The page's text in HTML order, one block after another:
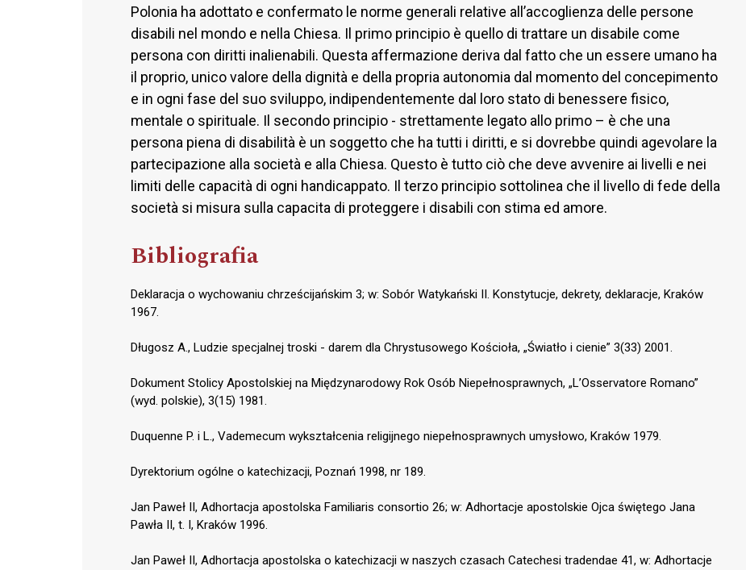
Polonia ha adottato e confermato le norme generali relative all’accoglienza delle persone
disabili nel mondo e nella Chiesa. Il primo principio è quello di trattare un disabile come
persona con diritti inalienabili. Questa affermazione deriva dal fatto che un essere umano ha
il proprio, unico valore della dignità e della propria autonomia dal momento del concepimento
e in ogni fase del suo sviluppo, indipendentemente dal loro stato di benessere fisico,
mentale o spirituale. Il secondo principio - strettamente legato allo primo – è che una
persona piena di disabilità è un soggetto che ha tutti i diritti, e si dovrebbe quindi agevolare la
partecipazione alla società e alla Chiesa. Questo è tutto ciò che deve avvenire ai livelli e nei
limiti delle capacità di ogni handicappato. Il terzo principio sottolinea che il livello di fede della
società si misura sulla capacita di proteggere i disabili con stima ed amore.
Bibliografia
Deklaracja o wychowaniu chrześcijańskim 3; w: Sobór Watykański II. Konstytucje, dekrety, deklaracje, Kraków
1967.
Długosz A., Ludzie specjalnej troski - darem dla Chrystusowego Kościoła, „Światło i cienie” 3(33) 2001.
Dokument Stolicy Apostolskiej na Międzynarodowy Rok Osób Niepełnosprawnych, „L’Osservatore Romano”
(wyd. polskie), 3(15) 1981.
Duquenne P. i L., Vademecum wykształcenia religijnego niepełnosprawnych umysłowo, Kraków 1979.
Dyrektorium ogólne o katechizacji, Poznań 1998, nr 189.
Jan Paweł II, Adhortacja apostolska Familiaris consortio 26; w: Adhortacje apostolskie Ojca świętego Jana
Pawła II, t. I, Kraków 1996.
Jan Paweł II, Adhortacja apostolska o katechizacji w naszych czasach Catechesi tradendae 41, w: Adhortacje